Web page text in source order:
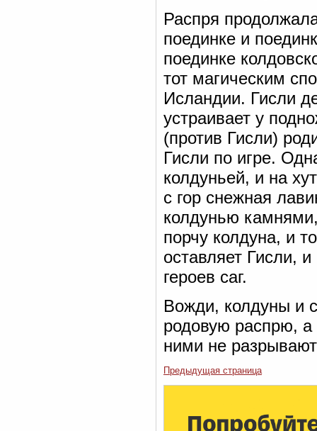
Распря
поединке и
поединке
тот магическим
Исландии. Гисли
устраивает у
(против Гисли)
Гисли по игре.
колдуньей, и на
с гор снежная
колдунью
порчу колдуна, и
оставляет Гисли,
героев саг.
Вожди, колдуны и
родовую распрю,
ними не
Предыдущая страница